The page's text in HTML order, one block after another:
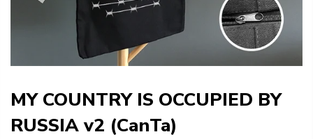
MY COUNTRY IS OCCUPIED BY
RUSSIA v2 (CanTa)